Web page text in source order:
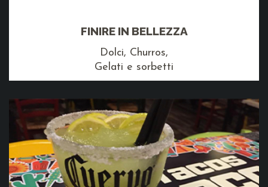
FINIRE IN BELLEZZA
Dolci, Churros,
Gelati e sorbetti